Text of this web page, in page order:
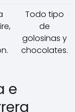
Todo tipo
de
golosinas y
chocolates.
e